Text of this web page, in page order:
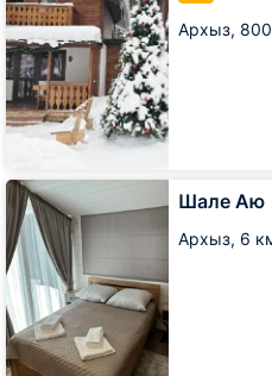
Архыз,
Шале Аю
Архыз, 6
Шале
Аю